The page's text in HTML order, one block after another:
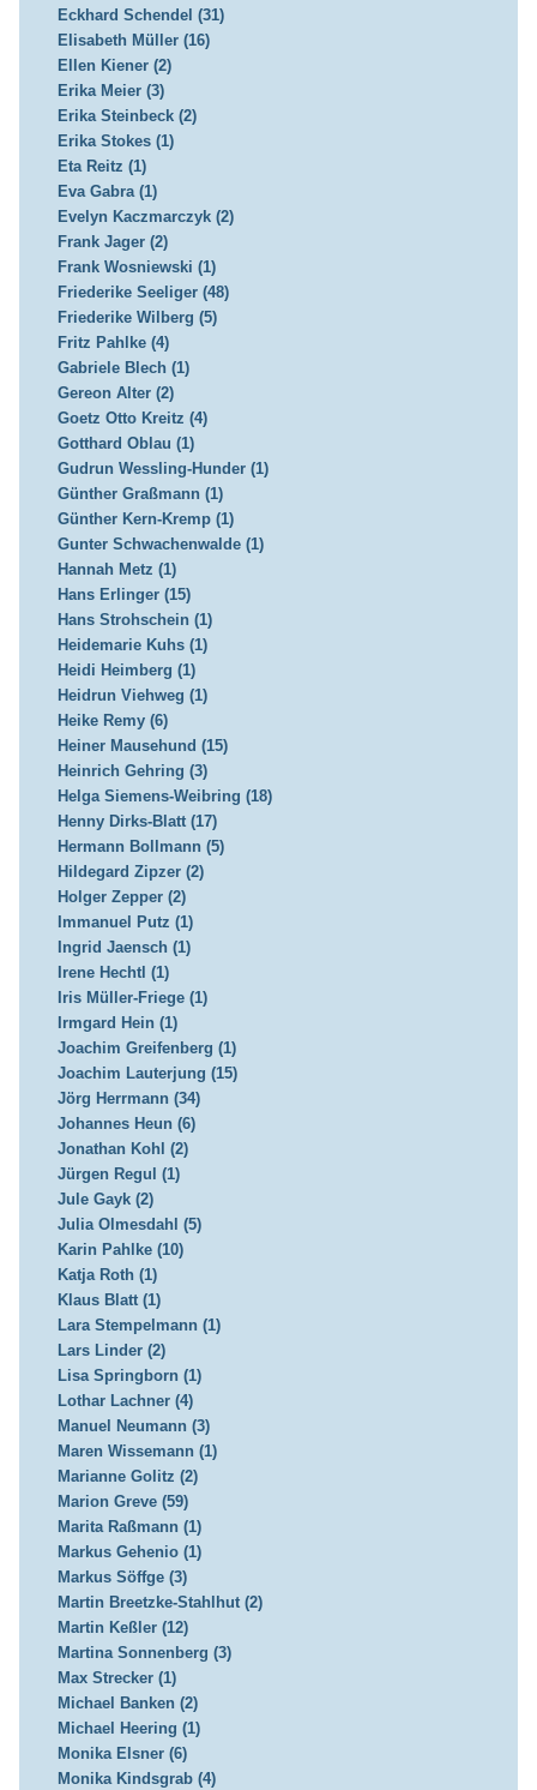
Eckhard Schendel (31)
Elisabeth Müller (16)
Ellen Kiener (2)
Erika Meier (3)
Erika Steinbeck (2)
Erika Stokes (1)
Eta Reitz (1)
Eva Gabra (1)
Evelyn Kaczmarczyk (2)
Frank Jager (2)
Frank Wosniewski (1)
Friederike Seeliger (48)
Friederike Wilberg (5)
Fritz Pahlke (4)
Gabriele Blech (1)
Gereon Alter (2)
Goetz Otto Kreitz (4)
Gotthard Oblau (1)
Gudrun Wessling-Hunder (1)
Günther Graßmann (1)
Günther Kern-Kremp (1)
Gunter Schwachenwalde (1)
Hannah Metz (1)
Hans Erlinger (15)
Hans Strohschein (1)
Heidemarie Kuhs (1)
Heidi Heimberg (1)
Heidrun Viehweg (1)
Heike Remy (6)
Heiner Mausehund (15)
Heinrich Gehring (3)
Helga Siemens-Weibring (18)
Henny Dirks-Blatt (17)
Hermann Bollmann (5)
Hildegard Zipzer (2)
Holger Zepper (2)
Immanuel Putz (1)
Ingrid Jaensch (1)
Irene Hechtl (1)
Iris Müller-Friege (1)
Irmgard Hein (1)
Joachim Greifenberg (1)
Joachim Lauterjung (15)
Jörg Herrmann (34)
Johannes Heun (6)
Jonathan Kohl (2)
Jürgen Regul (1)
Jule Gayk (2)
Julia Olmesdahl (5)
Karin Pahlke (10)
Katja Roth (1)
Klaus Blatt (1)
Lara Stempelmann (1)
Lars Linder (2)
Lisa Springborn (1)
Lothar Lachner (4)
Manuel Neumann (3)
Maren Wissemann (1)
Marianne Golitz (2)
Marion Greve (59)
Marita Raßmann (1)
Markus Gehenio (1)
Markus Söffge (3)
Martin Breetzke-Stahlhut (2)
Martin Keßler (12)
Martina Sonnenberg (3)
Max Strecker (1)
Michael Banken (2)
Michael Heering (1)
Monika Elsner (6)
Monika Kindsgrab (4)